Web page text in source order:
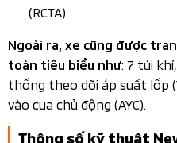
Apple CarPlay không
Mirror Link, Định vị
Âm thanh 6 loa
Điều hòa tự động 2 vùng